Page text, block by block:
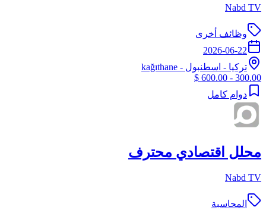
Nabd TV
وظائف أخرى
2026-06-22
تركيا - اسطنبول - kağıthane
300.00 - 600.00 $
دوام كامل
محلل اقتصادي محترف
Nabd TV
المحاسبة